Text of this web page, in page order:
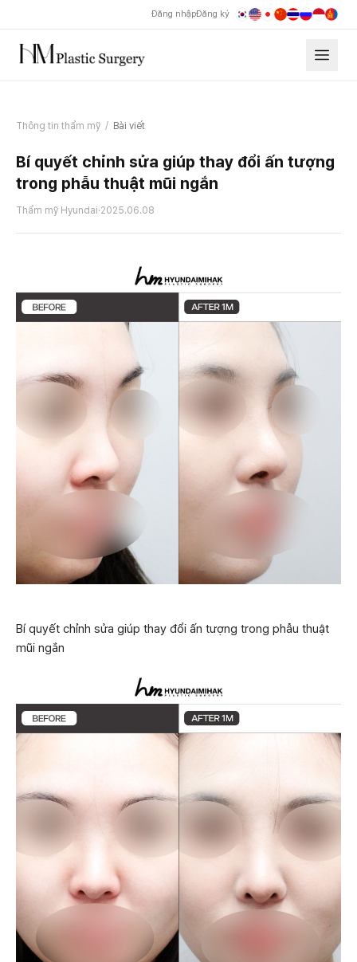
Đăng nhậpĐăng ký
Thông tin thẩm mỹ / Bài viết
Bí quyết chỉnh sửa giúp thay đổi ấn tượng
trong phẫu thuật mũi ngắn
Thẩm mỹ Hyundai·2025.06.08
Bí quyết chỉnh sửa giúp thay đổi ấn tượng trong phẫu thuật
mũi ngắn